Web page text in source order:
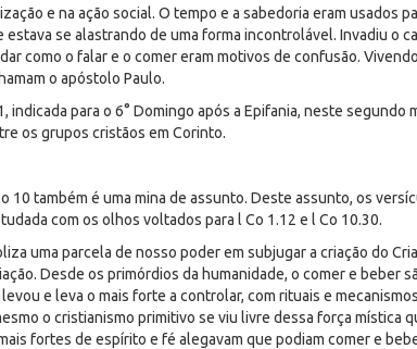
e na ação social. O tempo e a sabedoria eram usados
se alastrando de uma forma incontrolável. Invadiu o
como o falar e o comer eram motivos de confusão.
o apóstolo Paulo.
indicada para o 6° Domingo após a Epifania, neste segundo
os grupos cristãos em Corinto.
10 também é uma mina de assunto. Deste assunto, os
com os olhos voltados para l Co 1.12 e l Co 10.30.
uma parcela de nosso poder em subjugar a criação do
Desde os primórdios da humanidade, o comer e beber
e leva o mais forte a controlar, com rituais e
o cristianismo primitivo se viu livre dessa força mística
fortes de espírito e fé alegavam que podiam comer e